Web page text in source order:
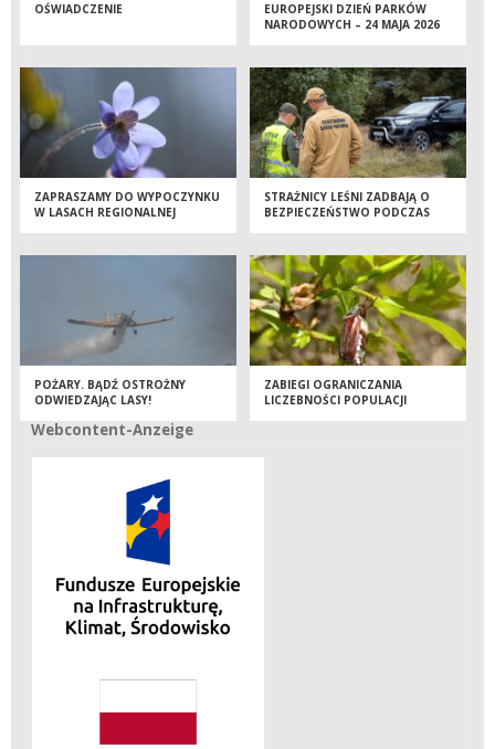
OŚWIADCZENIE
EUROPEJSKI DZIEŃ PARKÓW
NARODOWYCH – 24 MAJA 2026
ZAPRASZAMY DO WYPOCZYNKU
W LASACH REGIONALNEJ
STRAŻNICY LEŚNI ZADBAJĄ O
BEZPIECZEŃSTWO PODCZAS
POŻARY. BĄDŹ OSTROŻNY
ODWIEDZAJĄC LASY!
ZABIEGI OGRANICZANIA
LICZEBNOŚCI POPULACJI
Webcontent-Anzeige
Webcontent-Anzeige